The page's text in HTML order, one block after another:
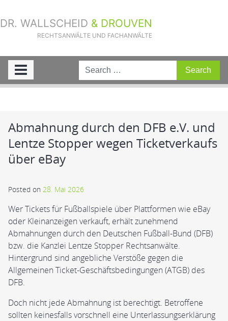
DR. WALLSCHEID & DROUVEN
RECHTSANWÄLTE UND FACHANWÄLTE
Sie sind hier: Aktuelle Fälle»
Abmahnung durch den DFB e.V.
und Lentze Stopper wegen Ticketverkaufs über eBay
Abmahnung durch den DFB e.V. und
Lentze Stopper wegen Ticketverkaufs
über eBay
Posted on 28. Mai 2026
Wer Tickets für Fußballspiele über Plattformen wie eBay
oder Kleinanzeigen verkauft, erhält zunehmend
Abmahnungen durch den Deutschen Fußball-Bund (DFB)
bzw. die Kanzlei Lentze Stopper Rechtsanwälte.
Hintergrund sind angebliche Verstöße gegen die
Allgemeinen Ticket-Geschäftsbedingungen (ATGB) des
DFB.
Doch nicht jede Abmahnung ist berechtigt. Betroffene
sollten keinesfalls vorschnell eine Unterlassungserklärung